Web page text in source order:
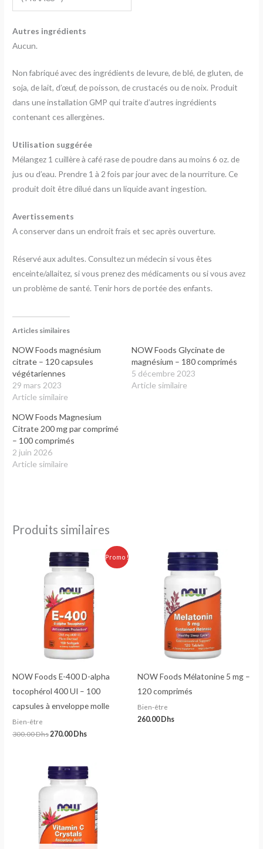
Autres ingrédients
Aucun.
Non fabriqué avec des ingrédients de levure, de blé, de gluten, de
soja, de lait, d’œuf, de poisson, de crustacés ou de noix. Produit
dans une installation GMP qui traite d’autres ingrédients
contenant ces allergènes.
Utilisation suggérée
Mélangez 1 cuillère à café rase de poudre dans au moins 6 oz. de
jus ou d’eau. Prendre 1 à 2 fois par jour avec de la nourriture. Ce
produit doit être dilué dans un liquide avant ingestion.
Avertissements
A conserver dans un endroit frais et sec après ouverture.
Réservé aux adultes. Consultez un médecin si vous êtes
enceinte/allaitez, si vous prenez des médicaments ou si vous avez
un problème de santé. Tenir hors de portée des enfants.
Articles similaires
NOW Foods magnésium
citrate – 120 capsules
végétariennes
29 mars 2023
Article similaire
NOW Foods Glycinate de
magnésium – 180 comprimés
5 décembre 2023
Article similaire
NOW Foods Magnesium
Citrate 200 mg par comprimé
– 100 comprimés
2 juin 2026
Article similaire
Produits similaires
Promo !
NOW Foods E-400 D-alpha
tocophérol 400 UI – 100
capsules à enveloppe molle
Bien-être
300.00Dhs
Le
prix
initial
300.00 Dhs.
270.00 Dhs
Le
prix
actuel
270.00 Dhs.
NOW Foods Mélatonine 5 mg –
120 comprimés
Bien-être
260.00 Dhs